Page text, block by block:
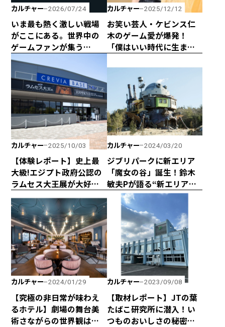
カルチャー 2026/07/24
いま最も熱く激しい戦場
がここにある。世界中の
ゲームファンが集う
『VALORANT』の世界に
挑め！
カルチャー 2025/12/12
お笑い芸人・ケビンス仁
木のゲーム愛が爆発！
「僕はいい時代に生まれ
カルチャー 2025/10/03
【体験レポート】史上最
大級!エジプト政府公認の
ラムセス大王展が大好評
につき会期延長！ 日本初
上陸の巡回展を堪能して
きました！
カルチャー 2024/03/20
ジブリパークに新エリア
「魔女の谷」誕生！鈴木
敏夫Pが語る“新エリアの
魅力”“宮崎駿＆吾朗親子
の秘話”とは
カルチャー 2024/01/29
【究極の非日常が味わえ
るホテル】劇場の舞台美
術さながらの世界観は圧
カルチャー 2023/09/08
【取材レポート】JTの葉
たばこ研究所に潜入！い
つものおいしさの秘密が